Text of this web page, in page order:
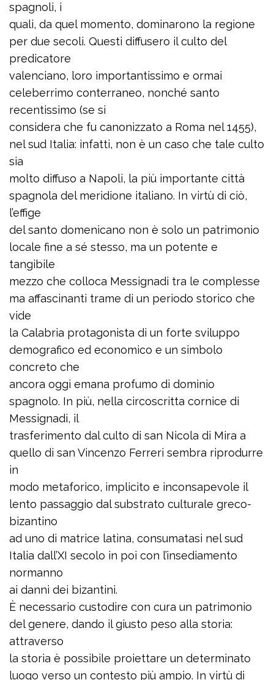
spagnoli, i
quali, da quel momento, dominarono la regione
per due secoli. Questi diffusero il culto del
predicatore
valenciano, loro importantissimo e ormai
celeberrimo conterraneo, nonché santo
recentissimo (se si
considera che fu canonizzato a Roma nel 1455),
nel sud Italia: infatti, non è un caso che tale culto
sia
molto diffuso a Napoli, la più importante città
spagnola del meridione italiano. In virtù di ciò,
l’effige
del santo domenicano non è solo un patrimonio
locale fine a sé stesso, ma un potente e
tangibile
mezzo che colloca Messignadi tra le complesse
ma affascinanti trame di un periodo storico che
vide
la Calabria protagonista di un forte sviluppo
demografico ed economico e un simbolo
concreto che
ancora oggi emana profumo di dominio
spagnolo. In più, nella circoscritta cornice di
Messignadi, il
trasferimento dal culto di san Nicola di Mira a
quello di san Vincenzo Ferreri sembra riprodurre
in
modo metaforico, implicito e inconsapevole il
lento passaggio dal substrato culturale greco-
bizantino
ad uno di matrice latina, consumatasi nel sud
Italia dall’XI secolo in poi con l’insediamento
normanno
ai danni dei bizantini.
È necessario custodire con cura un patrimonio
del genere, dando il giusto peso alla storia:
attraverso
la storia è possibile proiettare un determinato
luogo verso un contesto più ampio. In virtù di